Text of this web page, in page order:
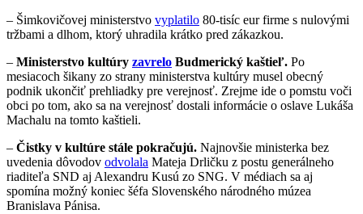
– Šimkovičovej ministerstvo vyplatilo 80-tisíc eur firme s nulovými
tržbami a dlhom, ktorý uhradila krátko pred zákazkou.
– Ministerstvo kultúry zavrelo Budmerický kaštieľ. Po
mesiacoch šikany zo strany ministerstva kultúry musel obecný
podnik ukončiť prehliadky pre verejnosť. Zrejme ide o pomstu voči
obci po tom, ako sa na verejnosť dostali informácie o oslave Lukáša
Machalu na tomto kaštieli.
– Čistky v kultúre stále pokračujú. Najnovšie ministerka bez
uvedenia dôvodov odvolala Mateja Drličku z postu generálneho
riaditeľa SND aj Alexandru Kusú zo SNG. V médiach sa aj
spomína možný koniec šéfa Slovenského národného múzea
Branislava Pánisa.